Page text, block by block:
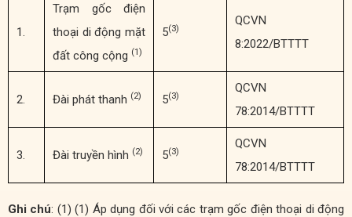
1.
Trạm gốc điện
thoại di động mặt
đất công cộng (1)
5(3)
QCVN
8:2022/BTTTT
2. Đài phát thanh (2) 5(3)
QCVN
78:2014/BTTTT
3. Đài truyền hình (2) 5(3)
QCVN
78:2014/BTTTT
Ghi chú: (1) (1) Áp dụng đối với các trạm gốc điện thoại di động